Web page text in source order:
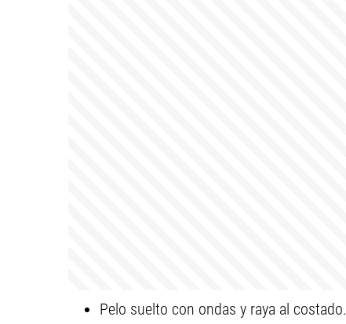
Pelo suelto con ondas y raya al costado.